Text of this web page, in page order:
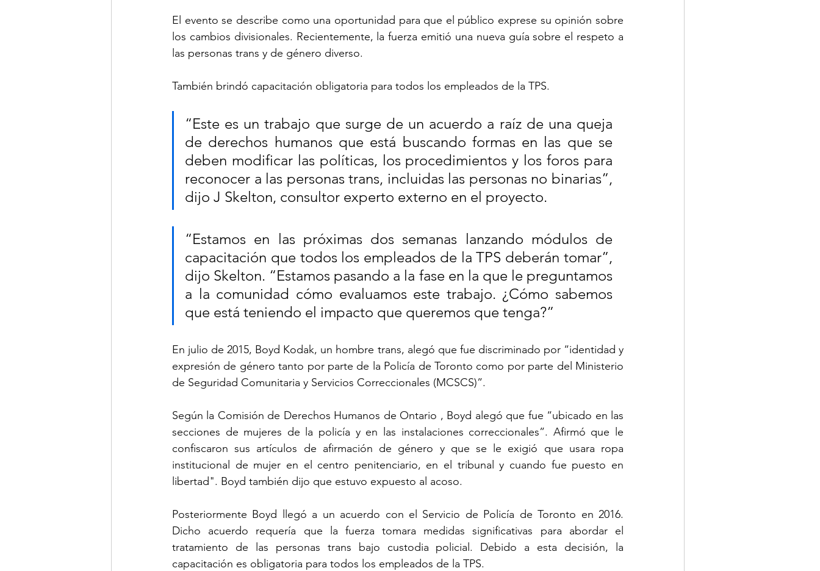
El evento se describe como una oportunidad para que el público exprese su opinión sobre
los cambios divisionales. Recientemente, la fuerza emitió una nueva guía sobre el respeto a
las personas trans y de género diverso.
También brindó capacitación obligatoria para todos los empleados de la TPS.
“Este es un trabajo que surge de un acuerdo a raíz de una queja
de derechos humanos que está buscando formas en las que se
deben modificar las políticas, los procedimientos y los foros para
reconocer a las personas trans, incluidas las personas no binarias”,
dijo J Skelton, consultor experto externo en el proyecto.
“Estamos en las próximas dos semanas lanzando módulos de
capacitación que todos los empleados de la TPS deberán tomar”,
dijo Skelton. “Estamos pasando a la fase en la que le preguntamos
a la comunidad cómo evaluamos este trabajo. ¿Cómo sabemos
que está teniendo el impacto que queremos que tenga?”
En julio de 2015, Boyd Kodak, un hombre trans, alegó que fue discriminado por “identidad y
expresión de género tanto por parte de la Policía de Toronto como por parte del Ministerio
de Seguridad Comunitaria y Servicios Correccionales (MCSCS)”.
Según la Comisión de Derechos Humanos de Ontario , Boyd alegó que fue “ubicado en las
secciones de mujeres de la policía y en las instalaciones correccionales”. Afirmó que le
confiscaron sus artículos de afirmación de género y que se le exigió que usara ropa
institucional de mujer en el centro penitenciario, en el tribunal y cuando fue puesto en
libertad". Boyd también dijo que estuvo expuesto al acoso.
Posteriormente Boyd llegó a un acuerdo con el Servicio de Policía de Toronto en 2016.
Dicho acuerdo requería que la fuerza tomara medidas significativas para abordar el
tratamiento de las personas trans bajo custodia policial. Debido a esta decisión, la
capacitación es obligatoria para todos los empleados de la TPS.